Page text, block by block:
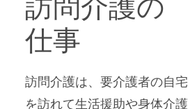
仕事
訪問介護は、要介護者の自宅
を訪れて生活援助や身体介護